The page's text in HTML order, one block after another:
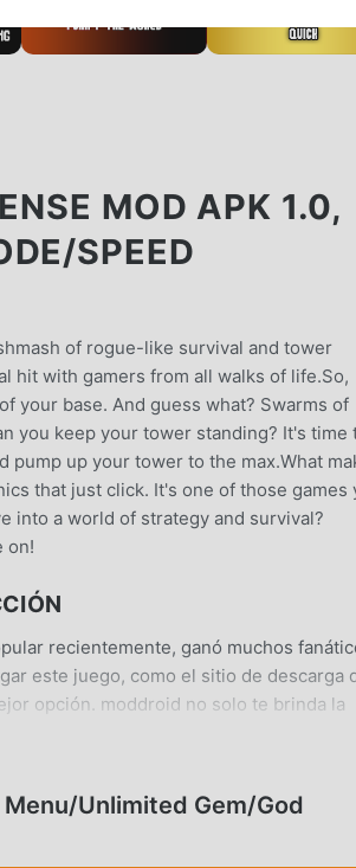
MOD APK 1.0,
SPEED
of rogue-like survival and tower
hit with gamers from all walks of life.So,
your base. And guess what? Swarms of
you keep your tower standing? It's time
pump up your tower to the max.What
that just click. It's one of those games
into a world of strategy and survival?
on!
recientemente, ganó muchos
este juego, como el sitio de descarga
opción. moddroid no solo te brinda la
mecánica repetitiva en el juego, así
promete que cualquier mod de
y es 100% seguro, disponible y de
descargar e instalar One Tower - Idle
Unlimited Gem/God